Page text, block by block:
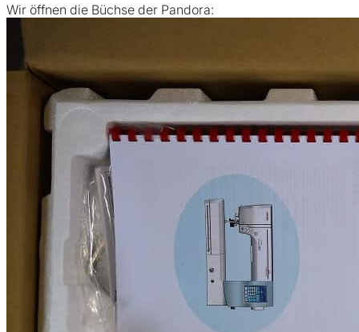
Wir öffnen die Büchse der Pandora: